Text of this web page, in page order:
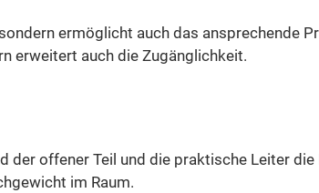
ermöglicht auch das ansprechende
erweitert auch die Zugänglichkeit.
offener Teil und die praktische Leiter
im Raum.